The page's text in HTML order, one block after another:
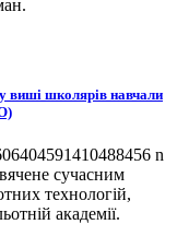
виші школярів навчали
сучасним
технологій,
академії.